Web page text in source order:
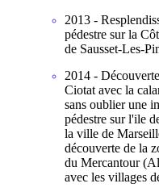
2013 -
pédestre sur la
de Sausset-Les-
2014 -
Ciotat avec la
sans oublier une
pédestre sur l'ile
la ville de
découverte de la
du Mercantour
avec les villages